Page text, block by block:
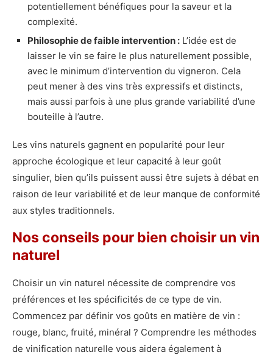
potentiellement bénéfiques pour la saveur et la
complexité.
Philosophie de faible intervention : L’idée est de
laisser le vin se faire le plus naturellement possible,
avec le minimum d’intervention du vigneron. Cela
peut mener à des vins très expressifs et distincts,
mais aussi parfois à une plus grande variabilité d’une
bouteille à l’autre.
Les vins naturels gagnent en popularité pour leur
approche écologique et leur capacité à leur goût
singulier, bien qu’ils puissent aussi être sujets à débat en
raison de leur variabilité et de leur manque de conformité
aux styles traditionnels.
Nos conseils pour bien choisir un vin
naturel
Choisir un vin naturel nécessite de comprendre vos
préférences et les spécificités de ce type de vin.
Commencez par définir vos goûts en matière de vin :
rouge, blanc, fruité, minéral ? Comprendre les méthodes
de vinification naturelle vous aidera également à